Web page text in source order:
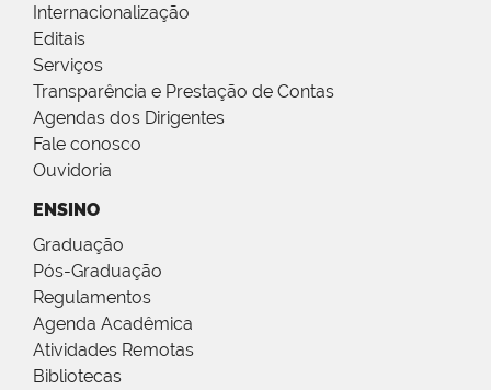
Internacionalização
Editais
Serviços
Transparência e Prestação de Contas
Agendas dos Dirigentes
Fale conosco
Ouvidoria
ENSINO
Graduação
Pós-Graduação
Regulamentos
Agenda Acadêmica
Atividades Remotas
Bibliotecas